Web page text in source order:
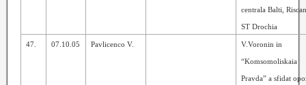
centrala Balti,
ST Drochia
47. 07.10.05 Pavlicenco V. V.Voronin in
“Komsomoliskaia
Pravda” a sfidat